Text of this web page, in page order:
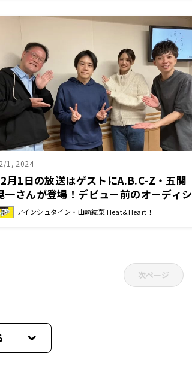
1, 2024
月1日の放送はゲストにA.B.C-Z・五関
一さんが登場！デビュー前のオーディシ
ンエピソードを披露！アインシュタイ
・山崎紘菜 Heat&Heart!』
アインシュタイン・山崎紘菜 Heat&Heart！
次ページ